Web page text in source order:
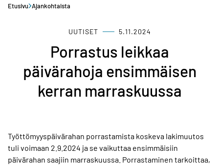
Etusivu Ajankohtaista
UUTISET 5.11.2024
Porrastus leikkaa
päivärahoja ensimmäisen
kerran marraskuussa
Työttömyyspäivärahan porrastamista koskeva lakimuutos
tuli voimaan 2.9.2024 ja se vaikuttaa ensimmäisiin
päivärahan saajiin marraskuussa. Porrastaminen tarkoittaa,